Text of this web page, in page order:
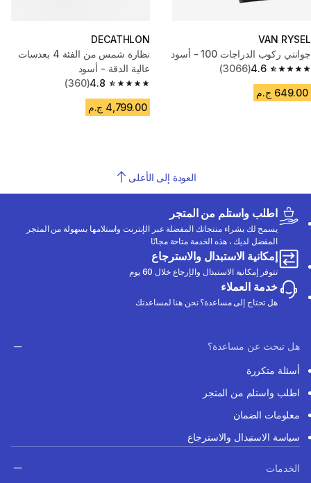
VAN RYSEL
جوانتي ركوب الدراجات 100 - أسود
4.6
4.6 out of 5 stars from 3066 reviews
(3066)
649.00 ج.م
DECATHLON
نظارة شمس من الفئة 4 بعدسات
عالية الدقة - أسود
4.8
4.8 out of 5 stars from 360 reviews
(360)
4,799.00 ج.م
العودة إلى الأعلى
اطلب واستلم من المتجر
يسمح لك بشراء منتجاتك المفضلة عبر الإنترنت واستلامها بسهولة من المتجر
المفضل لديك ، هذه الخدمة متاحة مجانًا
إمكانية الاستبدال والاسترجاع
تتوفر إمكانية الاستبدال والإرجاع خلال 60 يوم
خدمة العملاء
هل تحتاج إلى مساعدة؟ نحن هنا لمساعدتك
هل تبحث عن مساعدة؟
أسئلة متكررة
اطلب واستلم من المتجر
معلومات الضمان
سياسة الاستبدال والاسترجاع
الخدمات